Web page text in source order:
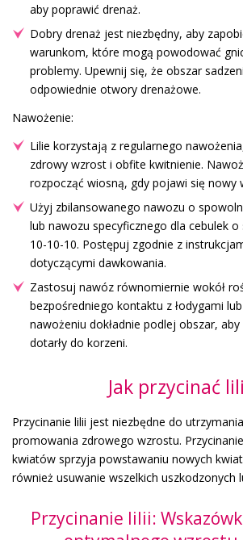
aby poprawić drenaż.
Dobry drenaż jest niezbędny, aby
warunkom, które mogą powodować
problemy. Upewnij się, że obszar
odpowiednie otwory drenażowe.
Nawożenie:
Lilie korzystają z regularnego
zdrowy wzrost i obfite kwitnienie.
rozpocząć wiosną, gdy pojawi się nowy
Użyj zbilansowanego nawozu o
lub nawozu specyficznego dla cebulek o
10-10-10. Postępuj zgodnie z
dotyczącymi dawkowania.
Zastosuj nawóz równomiernie wokół
bezpośredniego kontaktu z łodygami
nawożeniu dokładnie podlej obszar, aby
dotarły do korzeni.
Jak przycinać
Przycinanie lilii jest niezbędne do
promowania zdrowego wzrostu.
kwiatów sprzyja powstawaniu nowych
również usuwanie wszelkich uszkodzonych
Przycinanie lilii: